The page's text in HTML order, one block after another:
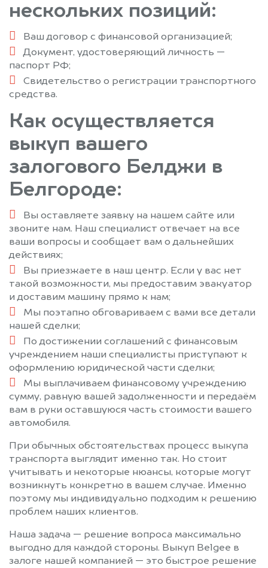
нескольких позиций:
Ваш договор с финансовой организацией;
Документ, удостоверяющий личность —
паспорт РФ;
Свидетельство о регистрации транспортного
средства.
Как осуществляется
выкуп вашего
залогового Белджи в
Белгороде:
Вы оставляете заявку на нашем сайте или
звоните нам. Наш специалист отвечает на все
ваши вопросы и сообщает вам о дальнейших
действиях;
Вы приезжаете в наш центр. Если у вас нет
такой возможности, мы предоставим эвакуатор
и доставим машину прямо к нам;
Мы поэтапно обговариваем с вами все детали
нашей сделки;
По достижении соглашений с финансовым
учреждением наши специалисты приступают к
оформлению юридической части сделки;
Мы выплачиваем финансовому учреждению
сумму, равную вашей задолженности и передаём
вам в руки оставшуюся часть стоимости вашего
автомобиля.
При обычных обстоятельствах процесс выкупа
транспорта выглядит именно так. Но стоит
учитывать и некоторые нюансы, которые могут
возникнуть конкретно в вашем случае. Именно
поэтому мы индивидуально подходим к решению
проблем наших клиентов.
Наша задача — решение вопроса максимально
выгодно для каждой стороны. Выкуп Belgee в
залоге нашей компанией — это быстрое решение